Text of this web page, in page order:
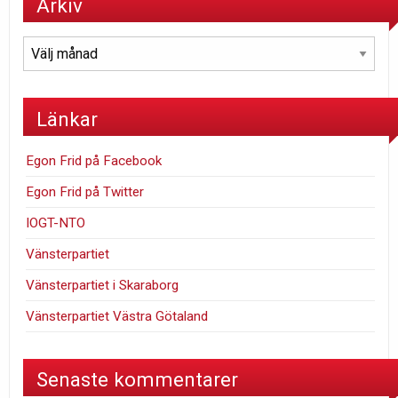
Arkiv
Arkiv
Länkar
Egon Frid på Facebook
Egon Frid på Twitter
IOGT-NTO
Vänsterpartiet
Vänsterpartiet i Skaraborg
Vänsterpartiet Västra Götaland
Senaste kommentarer